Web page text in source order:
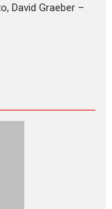
David Graeber –